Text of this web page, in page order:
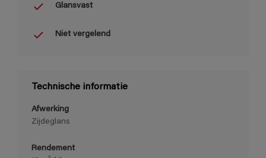
Glansvast
Niet vergelend
Technische informatie
Afwerking
Zijdeglans
Rendement